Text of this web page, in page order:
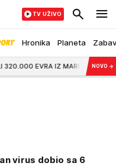
Hronika Planeta
TV UŽIVO
EVRA IZ MARKETA U BUDVI!NOVO →
virus dobio sa 6